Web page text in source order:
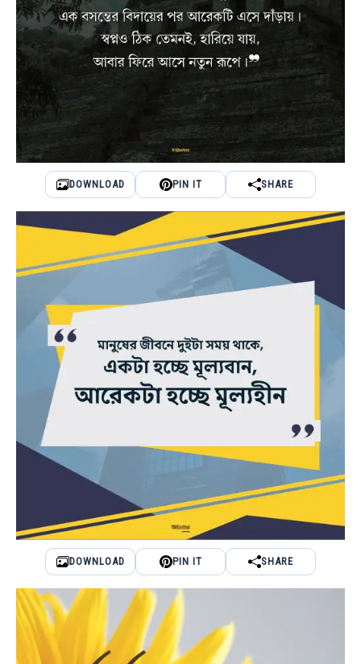
DOWNLOAD PIN IT SHARE
DOWNLOAD PIN IT SHARE